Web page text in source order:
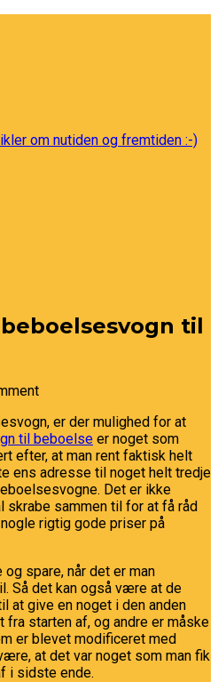
til
er der mulighed for at
til beboelse er noget som
efter, at man rent faktisk helt
ens adresse til noget helt tredje
Det er ikke
skrabe sammen til for at få råd
rigtig gode priser på
spare, når det er man
Så det kan også være at de
at give en noget i den anden
starten af, og andre er måske
er blevet modificeret med
at det var noget som man fik
i sidste ende.